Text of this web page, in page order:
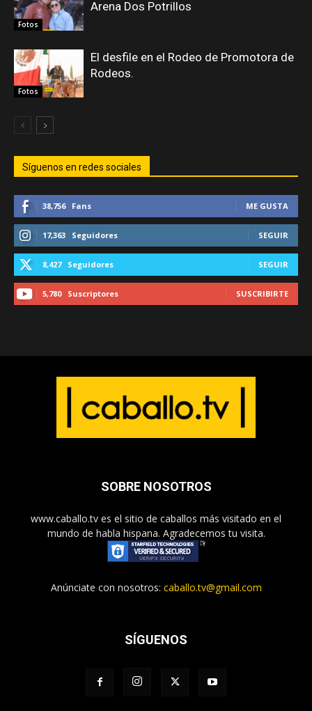
Fotos
Arena Dos Potrillos
Fotos
El desfile en el Rodeo de Promotora de
Rodeos.
Síguenos en redes sociales
38,756 Fans ME GUSTA
17,363 Seguidores SEGUIR
8,427 Seguidores SEGUIR
5,780 Suscriptores SUSCRIBIRTE
SOBRE NOSOTROS
www.caballo.tv es el sitio de caballos más visitado en el
mundo de habla hispana. Agradecemos tu visita.
Anúnciate con nosotros: caballo.tv@gmail.com
SÍGUENOS